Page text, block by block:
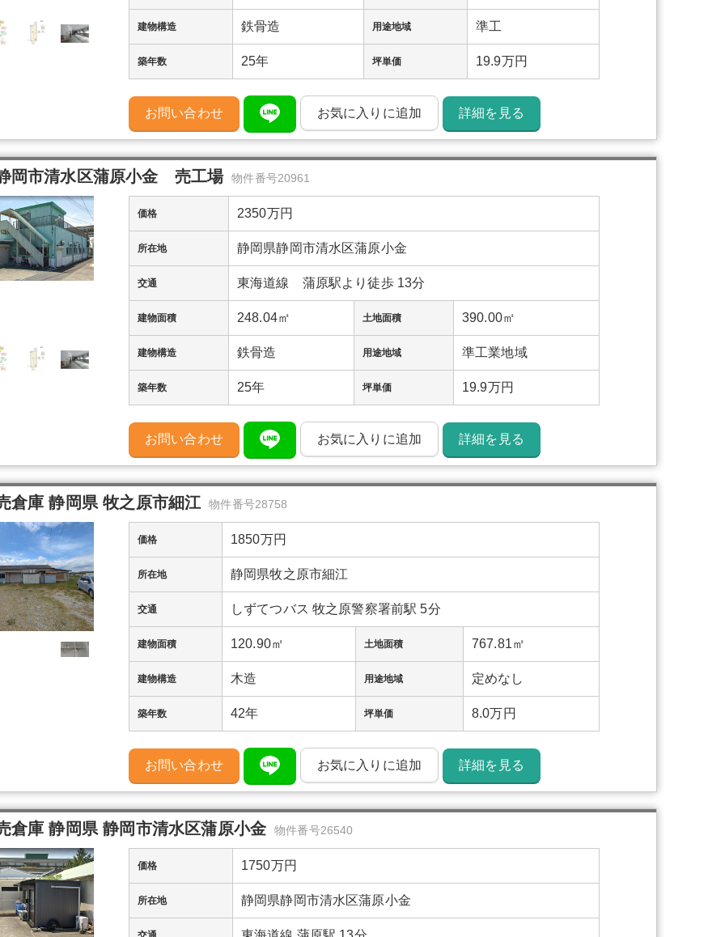
建物構造 鉄骨造 用途地域 準工
築年数 25年 坪単価 19.9万円
お問い合わせ お気に入りに追加 詳細を見る
岡市清水区蒲原小金 売工場 物件番号20961
価格 2350万円
所在地 静岡県静岡市清水区蒲原小金
交通 東海道線 蒲原駅より徒歩 13分
建物面積 248.04㎡ 土地面積 390.00㎡
建物構造 鉄骨造 用途地域 準工業地域
築年数 25年 坪単価 19.9万円
お問い合わせ お気に入りに追加 詳細を見る
倉庫 静岡県 牧之原市細江 物件番号28758
価格 1850万円
所在地 静岡県牧之原市細江
交通 しずてつバス 牧之原警察署前駅 5分
建物面積 120.90㎡ 土地面積 767.81㎡
建物構造 木造 用途地域 定めなし
築年数 42年 坪単価 8.0万円
お問い合わせ お気に入りに追加 詳細を見る
倉庫 静岡県 静岡市清水区蒲原小金 物件番号26540
価格 1750万円
所在地 静岡県静岡市清水区蒲原小金